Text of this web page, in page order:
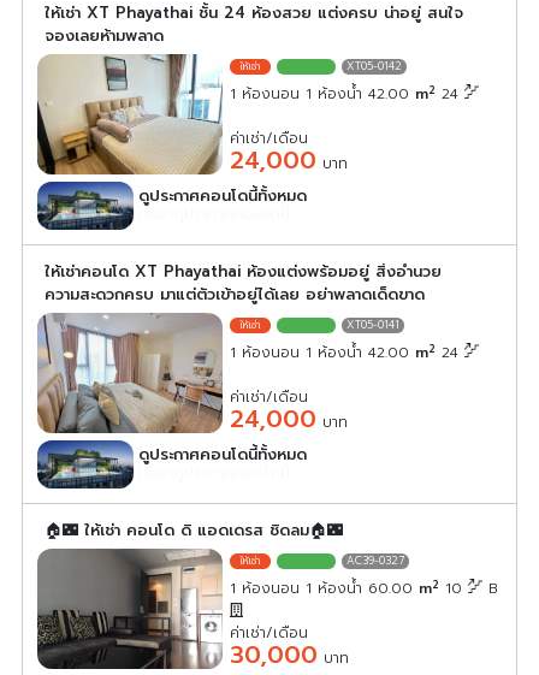
ให้เช่า XT Phayathai ชั้น 24 ห้องสวย แต่งครบ น่าอยู่ สนใจ
จองเลยห้ามพลาด
XT05-0142
1 ห้องนอน 1 ห้องน้ำ 42.00 m2 24
ค่าเช่า/เดือน
24,000 บาท
ดูประกาศคอนโดนี้ทั้งหมด
ให้เช่าคอนโด XT Phayathai ห้องแต่งพร้อมอยู่ สิ่งอำนวย
ความสะดวกครบ มาแต่ตัวเข้าอยู่ได้เลย อย่าพลาดเด็ดขาด
XT05-0141
1 ห้องนอน 1 ห้องน้ำ 42.00 m2 24
ค่าเช่า/เดือน
24,000 บาท
ดูประกาศคอนโดนี้ทั้งหมด
🏠🌃 ให้เช่า คอนโด ดิ แอดเดรส ชิดลม🏠🌃
AC39-0327
1 ห้องนอน 1 ห้องน้ำ 60.00 m2 10 B
ค่าเช่า/เดือน
30,000 บาท